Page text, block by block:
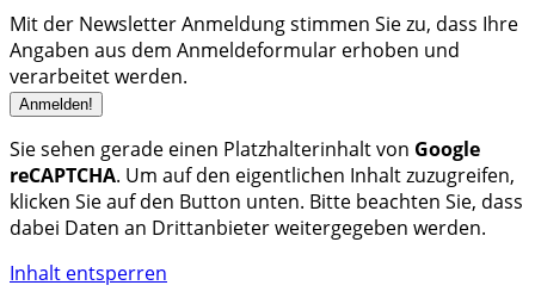
Mit der Newsletter Anmeldung stimmen Sie zu, dass Ihre
Angaben aus dem Anmeldeformular erhoben und
verarbeitet werden.
Sie sehen gerade einen Platzhalterinhalt von Google
reCAPTCHA. Um auf den eigentlichen Inhalt zuzugreifen,
klicken Sie auf den Button unten. Bitte beachten Sie, dass
dabei Daten an Drittanbieter weitergegeben werden.
Inhalt entsperren